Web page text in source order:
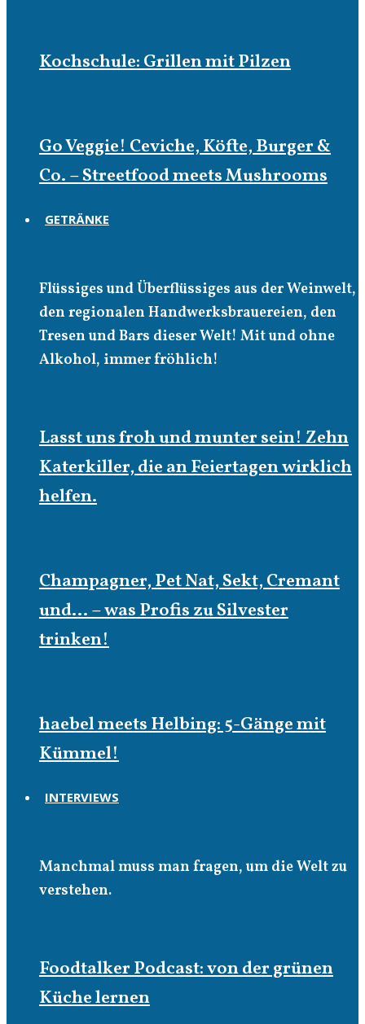
Kochschule: Grillen mit Pilzen
Go Veggie! Ceviche, Köfte, Burger &
Co. – Streetfood meets Mushrooms
GETRÄNKE
Flüssiges und Überflüssiges aus der Weinwelt,
den regionalen Handwerksbrauereien, den
Tresen und Bars dieser Welt! Mit und ohne
Alkohol, immer fröhlich!
Lasst uns froh und munter sein! Zehn
Katerkiller, die an Feiertagen wirklich
helfen.
Champagner, Pet Nat, Sekt, Cremant
und… – was Profis zu Silvester
trinken!
haebel meets Helbing: 5-Gänge mit
Kümmel!
INTERVIEWS
Manchmal muss man fragen, um die Welt zu
verstehen.
Foodtalker Podcast: von der grünen
Küche lernen